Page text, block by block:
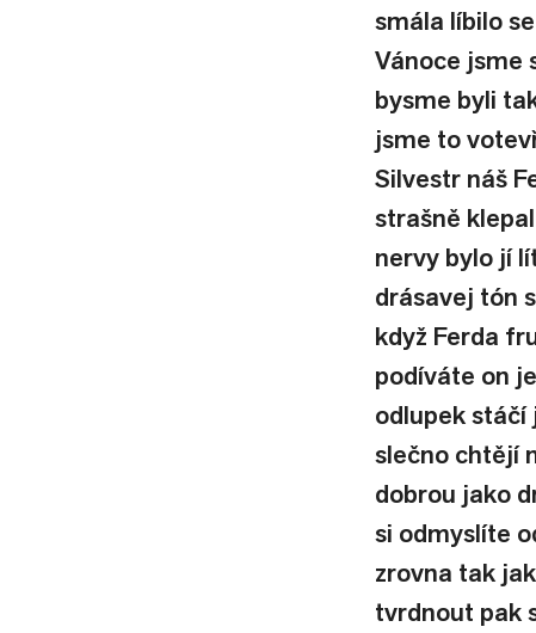
smála líbilo
Vánoce jsme
bysme byli
jsme to
Silvestr náš
strašně
nervy bylo jí
drásavej tón
když Ferda
podíváte on
odlupek stáčí
slečno chtějí
dobrou jako
si odmyslíte
zrovna tak
tvrdnout pak